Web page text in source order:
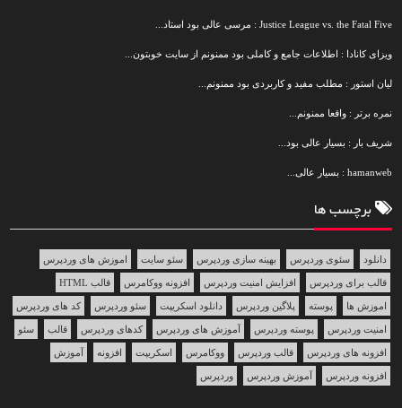
Justice League vs. the Fatal Five : مرسی عالی بود استاد...
ویزای کانادا : اطلاعات جامع و کاملی بود ممنونم از سایت خوبتون...
لیان استور : مطلب مفید و کاربردی بود ممنونم...
نمره برتر : واقعا ممنونم...
شریف بار : بسیار عالی بود...
hamanweb : بسیار عالی...
برچسب ها
دانلود سئوی وردپرس بهینه سازی وردپرس سئو سایت اموزش های وردپرس
قالب برای وردپرس افزایش امنیت وردپرس افزونه ووکامرس قالب HTML
اموزش ها پوسته پلاگین وردپرس دانلود اسکریپت سئو وردپرس کد های وردپرس
امنیت وردپرس پوسته وردپرس آموزش های وردپرس کدهای وردپرس قالب سئو
افزونه های وردپرس قالب وردپرس ووکامرس اسکریپت افزونه آموزش
افزونه وردپرس آموزش وردپرس وردپرس